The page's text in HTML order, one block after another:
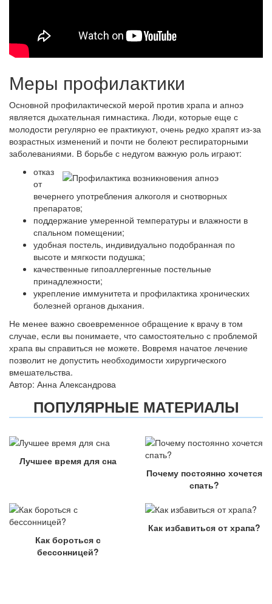
Меры профилактики
Основной профилактической мерой против храпа и апноэ
является дыхательная гимнастика. Люди, которые еще с
молодости регулярно ее практикуют, очень редко храпят из-за
возрастных изменений и почти не болеют респираторными
заболеваниями. В борьбе с недугом важную роль играют:
отказ
от
вечернего употребления алкоголя и снотворных
препаратов;
поддержание умеренной температуры и влажности в
спальном помещении;
удобная постель, индивидуально подобранная по
высоте и мягкости подушка;
качественные гипоаллергенные постельные
принадлежности;
укрепление иммунитета и профилактика хронических
болезней органов дыхания.
Не менее важно своевременное обращение к врачу в том
случае, если вы понимаете, что самостоятельно с проблемой
храпа вы справиться не можете. Вовремя начатое лечение
позволит не допустить необходимости хирургического
вмешательства.
Автор: Анна Александрова
ПОПУЛЯРНЫЕ МАТЕРИАЛЫ
Лучшее время для сна
Почему постоянно хочется
спать?
Как бороться с
бессонницей?
Как избавиться от храпа?